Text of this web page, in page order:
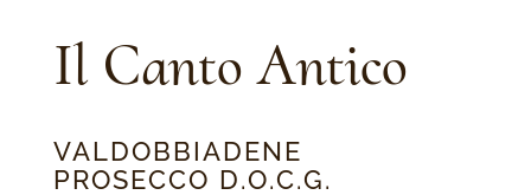
Il Canto Antico
VALDOBBIADENE
PROSECCO D.O.C.G.